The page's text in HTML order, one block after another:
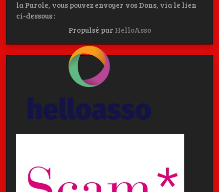
la Parole, vous pouvez envoyer vos Dons, via le lien
ci-dessous :
Propulsé par HelloAsso